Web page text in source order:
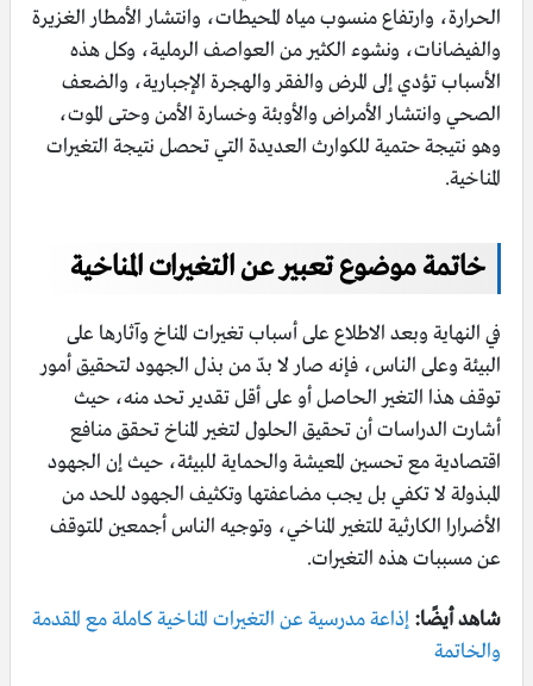
الحرارة، وارتفاع منسوب مياه المحيطات، وانتشار الأمطار الغزيرة
والفيضانات، ونشوء الكثير من العواصف الرملية، وكل هذه
الأسباب تؤدي إلى المرض والفقر والهجرة الإجبارية، والضعف
الصحي وانتشار الأمراض والأوبئة وخسارة الأمن وحتى الموت،
وهو نتيجة حتمية للكوارث العديدة التي تحصل نتيجة التغيرات
المناخية.
خاتمة موضوع تعبير عن التغيرات المناخية
في النهاية وبعد الاطلاع على أسباب تغيرات المناخ وآثارها على
البيئة وعلى الناس، فإنه صار لا بدّ من بذل الجهود لتحقيق أمور
توقف هذا التغير الحاصل أو على أقل تقدير تحد منه، حيث
أشارت الدراسات أن تحقيق الحلول لتغير المناخ تحقق منافع
اقتصادية مع تحسين المعيشة والحماية للبيئة، حيث إن الجهود
المبذولة لا تكفي بل يجب مضاعفتها وتكثيف الجهود للحد من
الأضرارا الكارثية للتغير المناخي، وتوجيه الناس أجمعين للتوقف
عن مسببات هذه التغيرات.
شاهد أيضًا: إذاعة مدرسية عن التغيرات المناخية كاملة مع المقدمة
والخاتمة